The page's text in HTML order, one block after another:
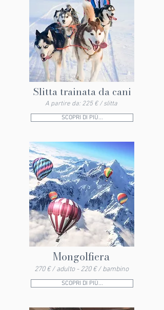
Slitta trainata da cani
A partire da: 225 € / slitta
SCOPRI DI PIÙ...
Mongolfiera
270 € / adulto - 220 € / bambino
SCOPRI DI PIÙ...